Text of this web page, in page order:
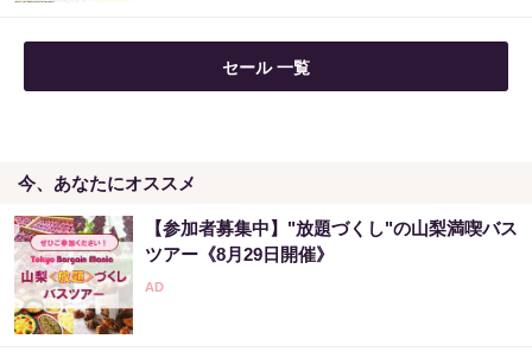
セール 一覧
今、あなたにオススメ
【参加者募集中】"放題づくし"の山梨満喫バス
ツアー《8月29日開催》